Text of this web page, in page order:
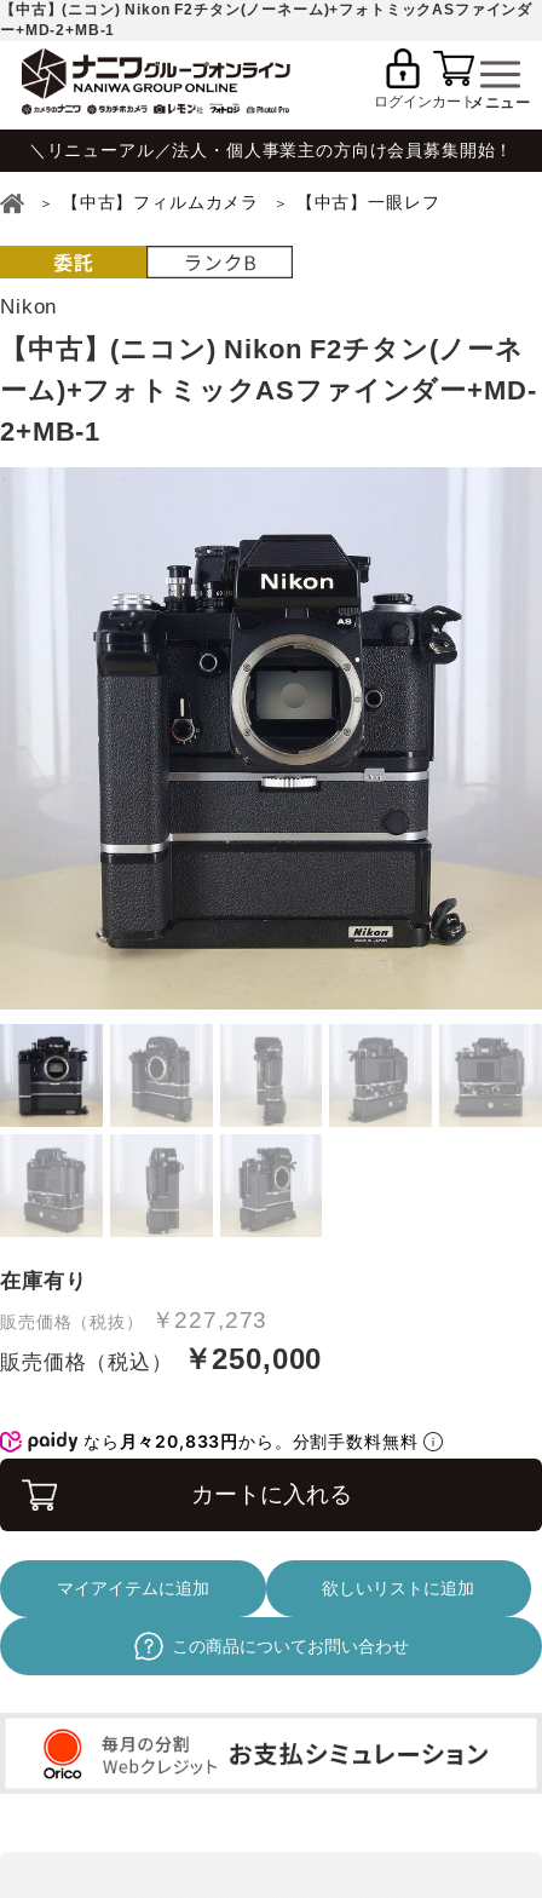
【中古】(ニコン) Nikon F2チタン(ノーネーム)+フォトミックASファインダ
ー+MD-2+MB-1
ログインカート
＼リニューアル／法人・個人事業主の方向け会員募集開始！
【中古】フィルムカメラ 【中古】一眼レフ
Nikon
【中古】(ニコン) Nikon F2チタン(ノーネ
ーム)+フォトミックASファインダー+MD-
2+MB-1
在庫有り
販売価格（税抜） ￥227,273
販売価格（税込） ￥250,000
なら 月々20,833円から。分割手数料無料
カートに入れる
マイアイテムに追加 欲しいリストに追加
この商品についてお問い合わせ